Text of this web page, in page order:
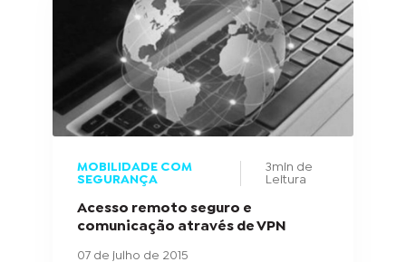
MOBILIDADE COM
SEGURANÇA
3min de
Leitura
Acesso remoto seguro e
comunicação através de VPN
07 de julho de 2015